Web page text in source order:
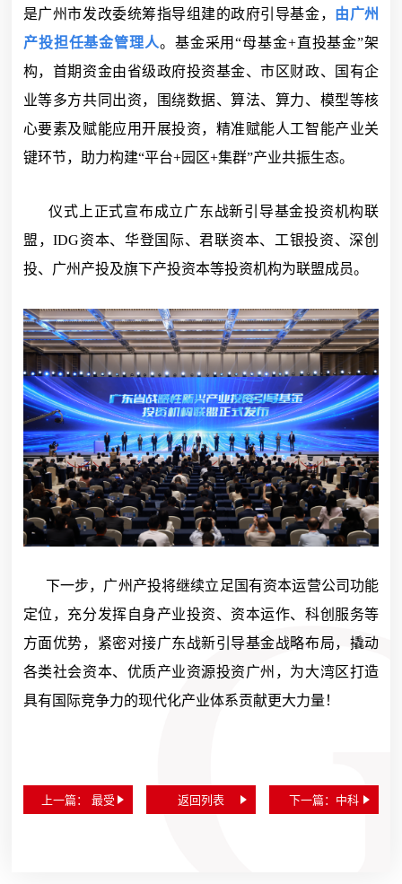
是广州市发改委统筹指导组建的政府引导基金， 由广州
产投担任基金管理人。基金采用“母基金+直投基金”架
构，首期资金由省级政府投资基金、市区财政、国有企
业等多方共同出资，围绕数据、算法、算力、模型等核
心要素及赋能应用开展投资，精准赋能人工智能产业关
键环节，助力构建“平台+园区+集群”产业共振生态。
仪式上正式宣布成立广东战新引导基金投资机构联
盟，IDG资本、华登国际、君联资本、工银投资、深创
投、广州产投及旗下产投资本等投资机构为联盟成员。
下一步，广州产投将继续立足国有资本运营公司功能
定位，充分发挥自身产业投资、资本运作、科创服务等
方面优势，紧密对接广东战新引导基金战略布局，撬动
各类社会资本、优质产业资源投资广州，为大湾区打造
具有国际竞争力的现代化产业体系贡献更大力量！
上一篇： 最受
返回列表
下一篇：中科